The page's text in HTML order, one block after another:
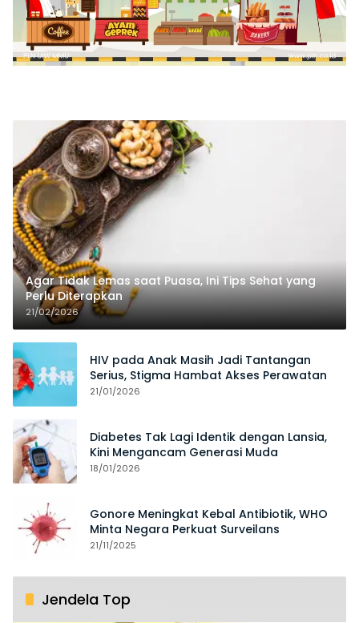
Agar Tidak Lemas saat Puasa, Ini Tips Sehat yang
Perlu Diterapkan
21/02/2026
HIV pada Anak Masih Jadi Tantangan
Serius, Stigma Hambat Akses Perawatan
21/01/2026
Diabetes Tak Lagi Identik dengan Lansia,
Kini Mengancam Generasi Muda
18/01/2026
Gonore Meningkat Kebal Antibiotik, WHO
Minta Negara Perkuat Surveilans
21/11/2025
Jendela Top